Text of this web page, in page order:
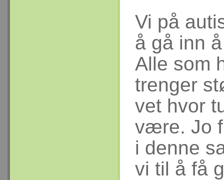
Vi på
å gå inn
Alle som
trenger
vet hvor
være. Jo
i denne
vi til å få